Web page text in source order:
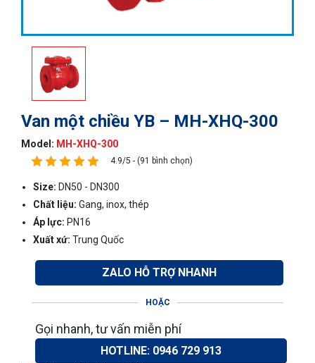
Van một chiều YB – MH-XHQ-300
Model: MH-XHQ-300
4.9/5 - (91 bình chọn)
Size: DN50 - DN300
Chất liệu: Gang, inox, thép
Áp lực: PN16
Xuất xứ: Trung Quốc
ZALO HỖ TRỢ NHANH
HOẶC
Gọi nhanh, tư vấn miễn phí
HOTLINE: 0946 729 913